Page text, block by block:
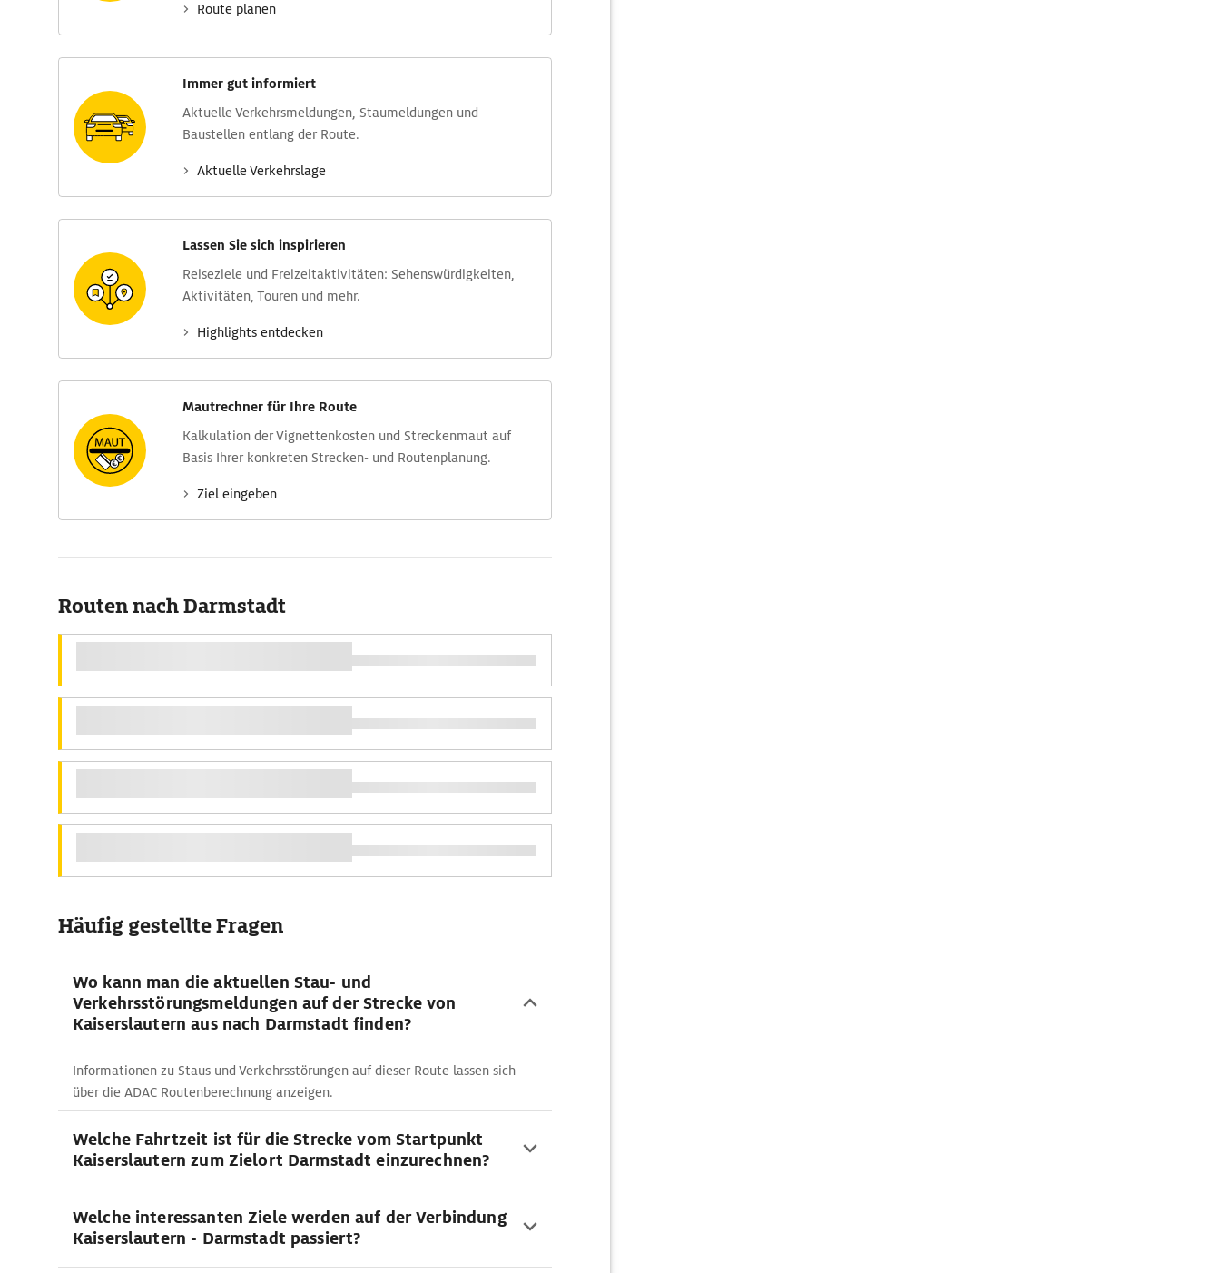
Route planen
Immer gut informiert
Aktuelle Verkehrs­meldungen, Stau­meldungen und
Baustellen entlang der Route.
Aktuelle Verkehrs­lage
Lassen Sie sich inspirieren
Reise­ziele und Freizeit­aktivitäten: Sehens­würdig­keiten,
Aktivitäten, Touren und mehr.
Highlights entdecken
Mautrechner für Ihre Route
Kalkulation der Vignettenkosten und Streckenmaut auf
Basis Ihrer konkreten Strecken- und Routenplanung.
Ziel eingeben
Routen nach Darmstadt
Häufig gestellte Fragen
Wo kann man die aktuellen Stau- und
Verkehrsstörungsmeldungen auf der Strecke von
Kaiserslautern aus nach Darmstadt finden?
Informationen zu Staus und Verkehrsstörungen auf dieser Route lassen sich
über die ADAC Routenberechnung anzeigen.
Welche Fahrtzeit ist für die Strecke vom Startpunkt
Kaiserslautern zum Zielort Darmstadt einzurechnen?
Welche interessanten Ziele werden auf der Verbindung
Kaiserslautern - Darmstadt passiert?